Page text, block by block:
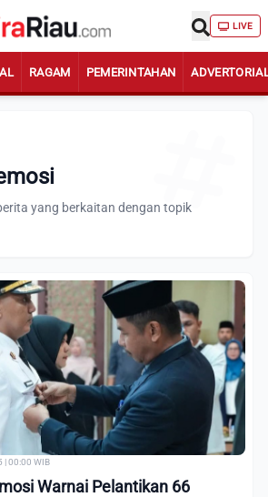
LIVE
RAGAM PEMERINTAHAN
yang berkaitan dengan topik
| 00:00 WIB
Warnai Pelantikan 66